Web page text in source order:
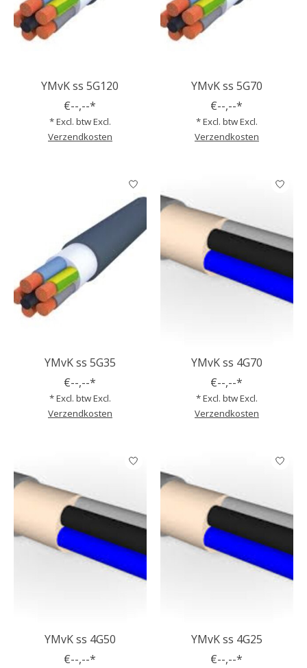
YMvK ss 5G120
€--,--*
* Excl. btw Excl.
Verzendkosten
YMvK ss 5G70
€--,--*
* Excl. btw Excl.
Verzendkosten
YMvK ss 5G35
€--,--*
* Excl. btw Excl.
Verzendkosten
YMvK ss 4G70
€--,--*
* Excl. btw Excl.
Verzendkosten
YMvK ss 4G50
€--,--*
YMvK ss 4G25
€--,--*